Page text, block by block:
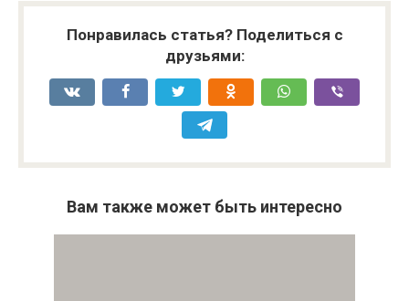
Понравилась статья? Поделиться с
друзьями:
Вам также может быть интересно